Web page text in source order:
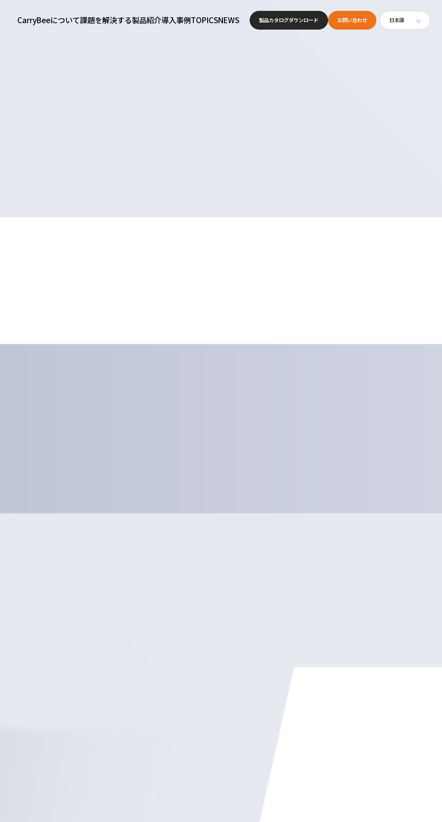
日本語
CarryBeeについて課題を解決する製品紹介導入事例TOPICSNEWS 製品カタログダウンロード お問い合わせ